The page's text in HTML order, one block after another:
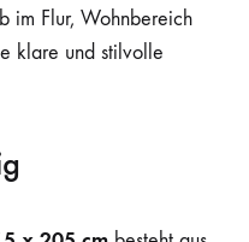
im Flur, Wohnbereich
klare und stilvolle